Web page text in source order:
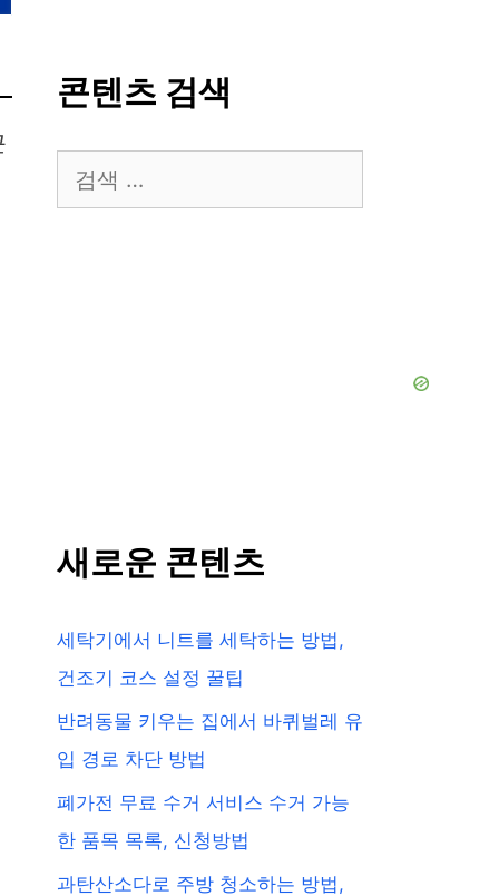
콘텐츠 검색
색:
새로운 콘텐츠
세탁기에서 니트를 세탁하는 방법,
건조기 코스 설정 꿀팁
반려동물 키우는 집에서 바퀴벌레 유
입 경로 차단 방법
폐가전 무료 수거 서비스 수거 가능
한 품목 목록, 신청방법
과탄산소다로 주방 청소하는 방법,